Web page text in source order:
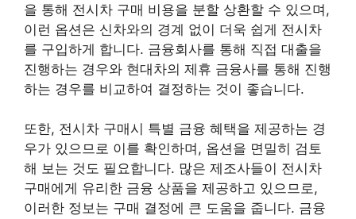
을 통해 전시차 구매 비용을 분할 상환할 수 있으며,
이런 옵션은 신차와의 경계 없이 더욱 쉽게 전시차
를 구입하게 합니다. 금융회사를 통해 직접 대출을
진행하는 경우와 현대차의 제휴 금융사를 통해 진행
하는 경우를 비교하여 결정하는 것이 좋습니다.
또한, 전시차 구매시 특별 금융 혜택을 제공하는 경
우가 있으므로 이를 확인하며, 옵션을 면밀히 검토
해 보는 것도 필요합니다. 많은 제조사들이 전시차
구매에게 유리한 금융 상품을 제공하고 있으므로,
이러한 정보는 구매 결정에 큰 도움을 줍니다. 금융